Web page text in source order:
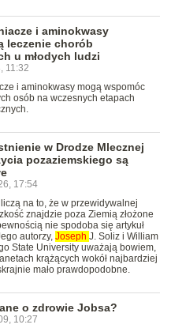
i aminokwasy
leczenie chorób
u młodych ludzi
11:32
i aminokwasy mogą wspomóc
osób na wczesnych etapach
w Drodze Mlecznej
pozaziemskiego są
17:54
na to, że w przewidywalnej
znajdzie poza Ziemią złożone
nie spodoba się artykuł
autorzy, Joseph J. Soliz i William
State University uważają bowiem,
krążących wokół najbardziej
mało prawdopodobne.
o zdrowie Jobsa?
10:27